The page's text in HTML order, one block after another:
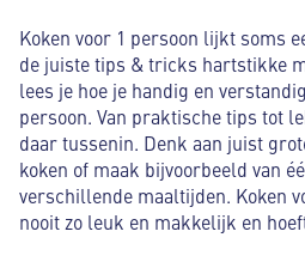
Koken voor 1 persoon lijkt soms
de juiste tips & tricks hartstikke
lees je hoe je handig en
persoon. Van praktische tips tot
daar tussenin. Denk aan juist
koken of maak bijvoorbeeld van
verschillende maaltijden. Koken
nooit zo leuk en makkelijk en